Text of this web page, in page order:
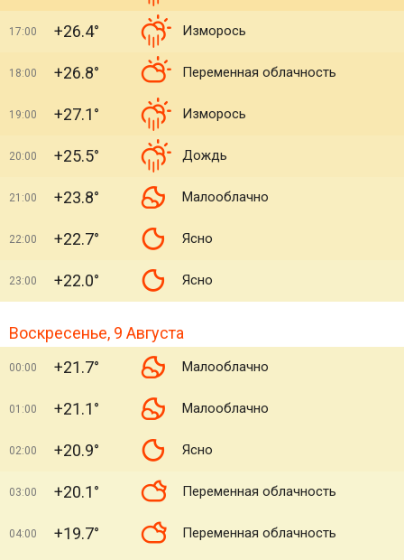
17:00 +26.4° Изморось
18:00 +26.8° Переменная облачность
19:00 +27.1° Изморось
20:00 +25.5° Дождь
21:00 +23.8° Малооблачно
22:00 +22.7° Ясно
23:00 +22.0° Ясно
Воскресенье, 9 Августа
00:00 +21.7° Малооблачно
01:00 +21.1° Малооблачно
02:00 +20.9° Ясно
03:00 +20.1° Переменная облачность
04:00 +19.7° Переменная облачность